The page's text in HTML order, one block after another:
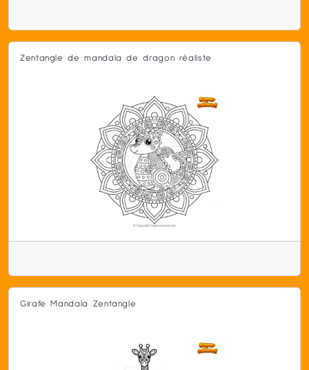
Zentangle de mandala de dragon réaliste
Girafe Mandala Zentangle